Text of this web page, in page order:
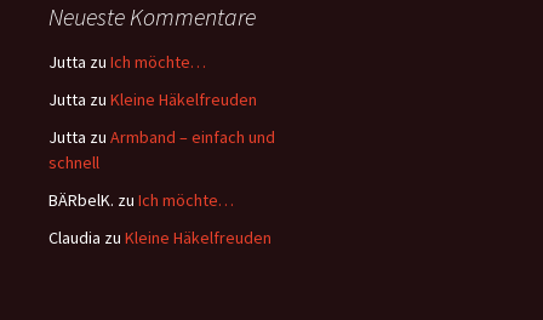
Neueste Kommentare
Jutta zu Ich möchte…
Jutta zu Kleine Häkelfreuden
Jutta zu Armband – einfach und
schnell
BÄRbelK. zu Ich möchte…
Claudia zu Kleine Häkelfreuden